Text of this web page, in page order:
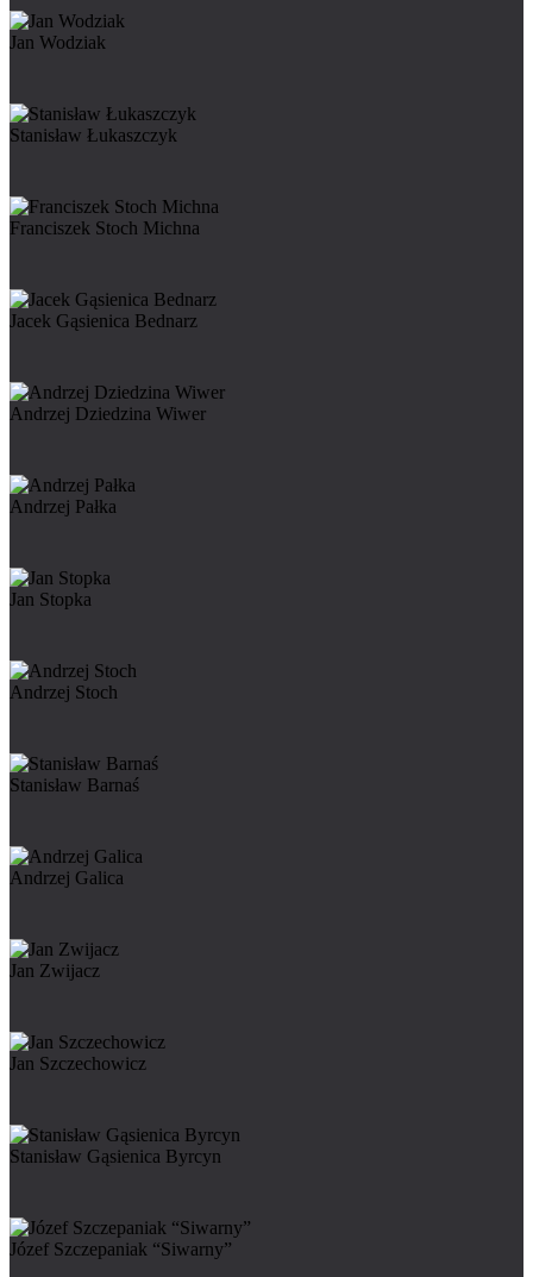
Jan Wodziak
Stanisław Łukaszczyk
Franciszek Stoch Michna
Jacek Gąsienica Bednarz
Andrzej Dziedzina Wiwer
Andrzej Pałka
Jan Stopka
Andrzej Stoch
Stanisław Barnaś
Andrzej Galica
Jan Zwijacz
Jan Szczechowicz
Stanisław Gąsienica Byrcyn
Józef Szczepaniak “Siwarny”